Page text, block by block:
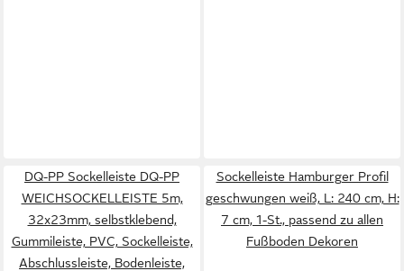
DQ-PP Sockelleiste DQ-PP
WEICHSOCKELLEISTE 5m,
32x23mm, selbstklebend,
Gummileiste, PVC, Sockelleiste,
Abschlussleiste, Bodenleiste,
Sockelleiste Hamburger Profil
geschwungen weiß, L: 240 cm, H:
7 cm, 1-St., passend zu allen
Fußboden Dekoren